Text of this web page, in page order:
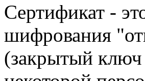
Сертификат -
шифрования
(закрытый ключ